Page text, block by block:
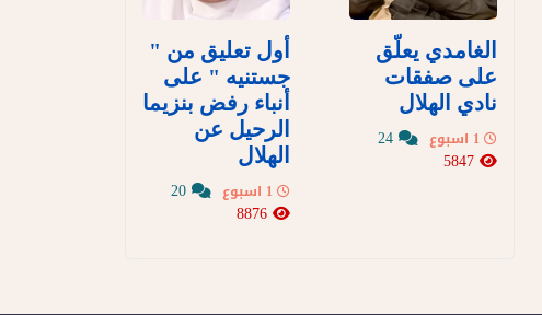
الغامدي يعلّق
على صفقات
نادي الهلال
أول تعليق من "
جستنيه " على
أنباء رفض بنزيما
الرحيل عن
الهلال